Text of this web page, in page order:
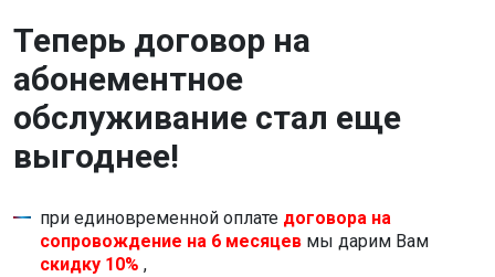
Теперь договор на
абонементное
обслуживание стал еще
выгоднее!
при единовременной оплате договора на
сопровождение на 6 месяцев мы дарим Вам
скидку 10% ,